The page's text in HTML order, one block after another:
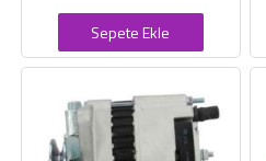
Sepete Ekle